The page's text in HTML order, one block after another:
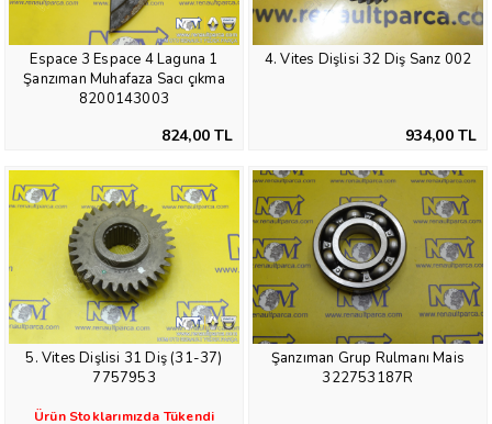
Espace 3 Espace 4 Laguna 1
Şanzıman Muhafaza Sacı çıkma
8200143003
824,00 TL
4. Vites Dişlisi 32 Diş Sanz 002
934,00 TL
5. Vites Dişlisi 31 Diş (31-37)
7757953
Ürün Stoklarımızda Tükendi
Şanzıman Grup Rulmanı Mais
322753187R